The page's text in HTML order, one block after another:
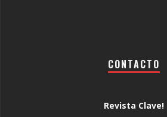
CONTACTO
Revista Clave!